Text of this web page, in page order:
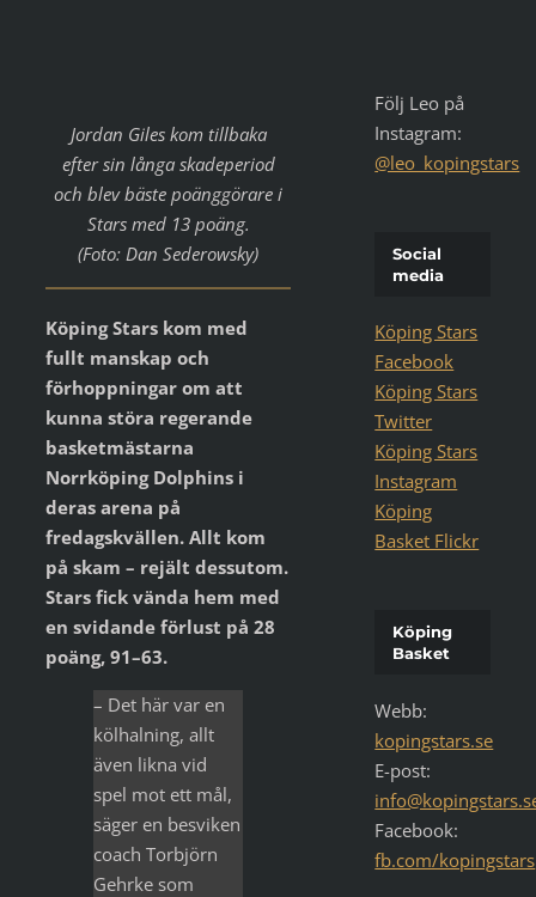
Jordan Giles kom tillbaka
efter sin långa skadeperiod
och blev bäste poänggörare i
Stars med 13 poäng.
(Foto: Dan Sederowsky)
Köping Stars kom med
fullt manskap och
förhoppningar om att
kunna störa regerande
basketmästarna
Norrköping Dolphins i
deras arena på
fredagskvällen. Allt kom
på skam – rejält dessutom.
Stars fick vända hem med
en svidande förlust på 28
poäng, 91–63.
– Det här var en
kölhalning, allt
även likna vid
spel mot ett mål,
säger en besviken
coach Torbjörn
Gehrke som
Följ Leo på
Instagram:
@leo_kopingstars
Social
media
Köping Stars
Facebook
Köping Stars
Twitter
Köping Stars
Instagram
Köping
Basket Flickr
Köping
Basket
Webb:
kopingstars.se
E-post:
Facebook:
fb.com/kopingstars